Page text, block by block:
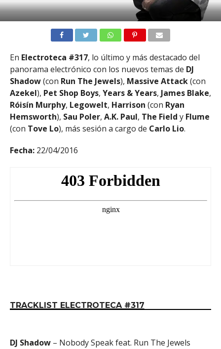
En Electroteca #317, lo último y más destacado del
panorama electrónico con los nuevos temas de DJ
Shadow(con Run The Jewels), Massive Attack(con
Azekel), Pet Shop Boys, Years & Years, James Blake,
Róisín Murphy, Legowelt, Harrison (con Ryan
Hemsworth), Sau Poler, A.K. Paul, The Field y Flume
(con Tove Lo), más sesión a cargo de Carlo Lio.
Fecha:22/04/2016
TRACKLIST ELECTROTECA #317
DJ Shadow– Nobody Speak feat. Run The Jewels